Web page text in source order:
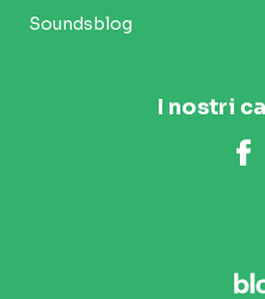
Soundsblog
I nostri